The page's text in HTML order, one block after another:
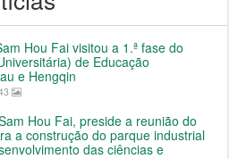
Hou Fai visitou a 1.ª fase do
de Educação
e Hengqin
Hou Fai, preside a reunião do
a construção do parque industrial
das ciências e